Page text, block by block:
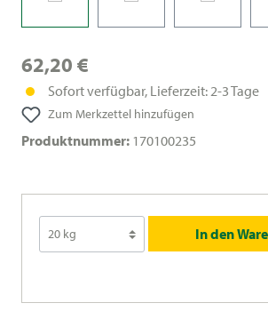
62,20 €
Sofort verfügbar, Lieferzeit: 2-3 Tage
Zum Merkzettel hinzufügen
Produktnummer: 170100235
In den